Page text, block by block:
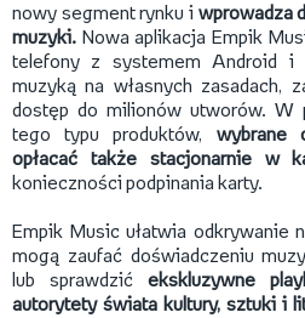
nowy segment rynku i wprowadza
muzyki. Nowa aplikacja Empik
telefony z systemem Android i
muzyką na własnych zasadach,
dostęp do milionów utworów. W
tego typu produktów, wybrane
opłacać także stacjonarnie w
konieczności podpinania karty.
Empik Music ułatwia odkrywanie
mogą zaufać doświadczeniu
lub sprawdzić ekskluzywne
autorytety świata kultury, sztuki i